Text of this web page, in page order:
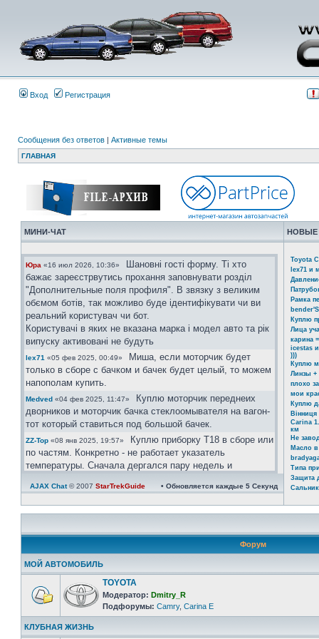
Вход Регистрация
Сообщения без ответов | Активные темы
ГЛАВНАЯ
МИНИ-ЧАТ НОВЫЕ
Юра «16 июл 2026, 10:36»
Шановні гості форму. Ті хто
бажає зареєстрвутись прохання заповнувати розділ
"Дополнительные поля профиля". В звязку з великим
обємом ботів, так можливо буде ідентифікувати чи ви
реальний користувач чи бот.
Користувачі в яких не вказана марка і модел авто та рік
випуску активовані не будуть
lex71 «05 фев 2025, 00:49»
Миша, если моторчик будет
только в сборе с бачком и бачек будет целый, то можем
напополам купить.
Medved «04 фев 2025, 11:47»
Куплю моторчик переднеих
дворников и моторчик бачка стеклоомывателя на вагон-
тот который ставиться под большой бачек.
ZZ-Top «08 янв 2025, 19:57»
Куплю приборку Т18 в сборе или
по частям. Конкретно - не работает указатель
температуры. Сначала дергался пару недель и
icestas«24 май 2024, 22:19»Ахринеть конечно, красавцы!
"Дополнительные поля профиля". В звязку з великим
обємом ботів, так можливо буде ідентифікувати чи ви
реальний користувач чи бот.
Користувачі в яких не вказана марка і модел авто та рік
випуску активовані не будуть.
Юра«08 апр 2024, 21:08»https://invite.viber.com/?
g2=AQAtPOOoAP ... zA&lang=ru
Юра«08 апр 2024, 21:06»
AJAX Chat© 2007 StarTrekGuide • Обновляется каждые 5 Секунд
Toyota
lex71 и
Рамка
Куплю
Лица
карина
icestas
)))
Куплю
Линзы +
плохо
мои
Куплю
Carina
км
Не
Масло в
Типа
Защита
Форум
МОЙ АВТОМОБИЛЬ
TOYOTA
Модератор: Dmitry_R
Подфорумы: Camry, Carina E
КЛУБНАЯ ЖИЗНЬ